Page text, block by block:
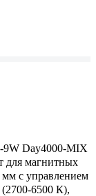
Day4000-MIX
для магнитных
с управлением
6500 К),